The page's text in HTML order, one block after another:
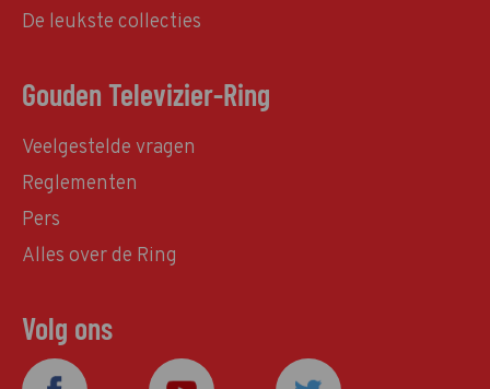
De leukste collecties
Gouden Televizier-Ring
Veelgestelde vragen
Reglementen
Pers
Alles over de Ring
Volg ons